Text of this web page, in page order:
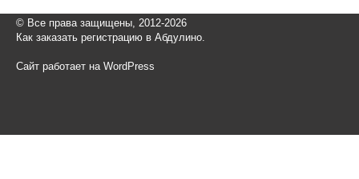
© Все права защищены, 2012-2026
Как заказать регистрацию в Абдулино.
Сайт работает на WordPress